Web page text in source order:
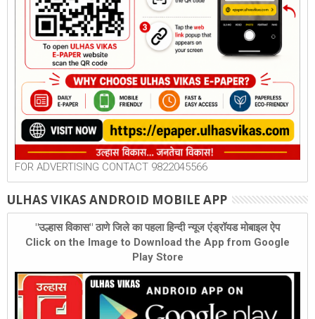
FOR ADVERTISING CONTACT 9822045566
ULHAS VIKAS ANDROID MOBILE APP
"उल्हास विकास" ठाणे जिले का पहला हिन्दी न्यूज एंड्रॉयड मोबाइल ऐप
Click on the Image to Download the App from Google
Play Store